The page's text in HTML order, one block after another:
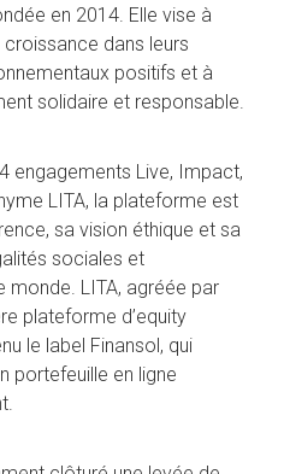
en 2014. Elle vise à
dans leurs
positifs et à
solidaire et responsable.
engagements Live, Impact,
LITA, la plateforme est
sa vision éthique et sa
sociales et
monde. LITA, agréée par
plateforme d’equity
le label Finansol, qui
portefeuille en ligne